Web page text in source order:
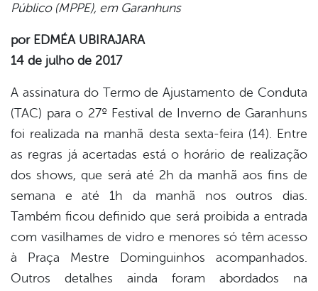
Público (MPPE), em Garanhuns
por EDMÉA UBIRAJARA
14 de julho de 2017
A assinatura do Termo de Ajustamento de Conduta
(TAC) para o 27º Festival de Inverno de Garanhuns
foi realizada na manhã desta sexta-feira (14). Entre
as regras já acertadas está o horário de realização
dos shows, que será até 2h da manhã aos fins de
semana e até 1h da manhã nos outros dias.
Também ficou definido que será proibida a entrada
com vasilhames de vidro e menores só têm acesso
à Praça Mestre Dominguinhos acompanhados.
Outros detalhes ainda foram abordados na